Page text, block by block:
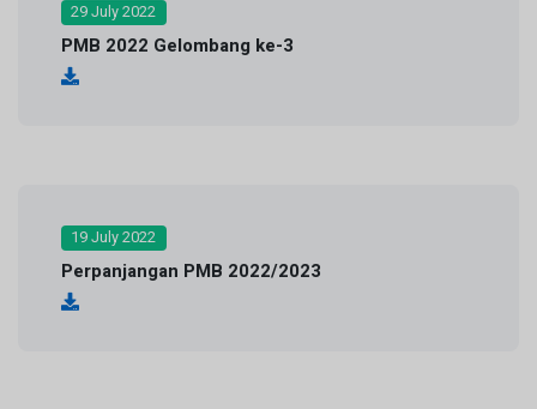
29 July 2022
PMB 2022 Gelombang ke-3
19 July 2022
Perpanjangan PMB 2022/2023